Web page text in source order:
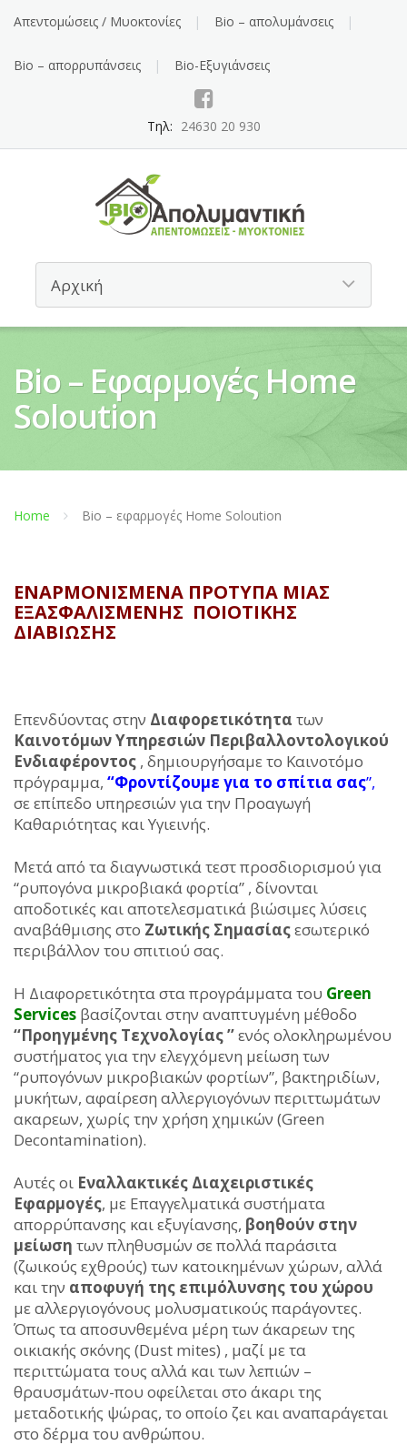
Απεντομώσεις / Μυοκτονίες Bio – απολυμάνσεις
Bio – απορρυπάνσεις Bio-Εξυγιάνσεις
Τηλ: 24630 20 930
Bio – Εφαρμογές Home
Soloution
Home Bio – εφαρμογές Home Soloution
ΕΝΑΡΜΟΝΙΣΜΈΝΑ ΠΡΌΤΥΠΑ ΜΊΑΣ
ΕΞΑΣΦΑΛΙΣΜΈΝΗΣ ΠΟΙΟΤΙΚΉΣ
ΔΙΑΒΊΩΣΗΣ
Επενδύοντας στην Διαφορετικότητα των
Καινοτόμων Υπηρεσιών Περιβαλλοντολογικού
Ενδιαφέροντος , δημιουργήσαμε το Καινοτόμο
πρόγραμμα, “Φροντίζουμε για το σπίτια σας”,
σε επίπεδο υπηρεσιών για την Προαγωγή
Καθαριότητας και Υγιεινής.
Μετά από τα διαγνωστικά τεστ προσδιορισμού για
“ρυπογόνα μικροβιακά φορτία” , δίνονται
αποδοτικές και αποτελεσματικά βιώσιμες λύσεις
αναβάθμισης στο Ζωτικής Σημασίαςεσωτερικό
περιβάλλον του σπιτιού σας.
Η Διαφορετικότητα στα προγράμματα του Green
Services βασίζονται στην αναπτυγμένη μέθοδο
‘‘Προηγμένης Τεχνολογίας ’’ενός ολοκληρωμένου
συστήματος για την ελεγχόμενη μείωση των
“ρυπογόνων μικροβιακών φορτίων”, βακτηριδίων,
μυκήτων, αφαίρεση αλλεργιογόνων περιττωμάτων
ακαρεων, χωρίς την χρήση χημικών (Green
Decontamination).
Αυτές οι Εναλλακτικές Διαχειριστικές
Εφαρμογές, με Επαγγελματικά συστήματα
απορρύπανσης και εξυγίανσης, βοηθούν στην
μείωση των πληθυσμών σε πολλά παράσιτα
(ζωικούς εχθρούς) των κατοικημένων χώρων, αλλά
και την αποφυγή της επιμόλυνσης του χώρου
με αλλεργιογόνους μολυσματικούς παράγοντες.
Όπως τα αποσυνθεμένα μέρη των άκαρεων της
οικιακής σκόνης (Dust mites) , μαζί με τα
περιττώματα τους αλλά και των λεπιών –
θραυσμάτων-που οφείλεται στο άκαρι της
μεταδοτικής ψώρας, το οποίο ζει και αναπαράγεται
στο δέρμα του ανθρώπου.